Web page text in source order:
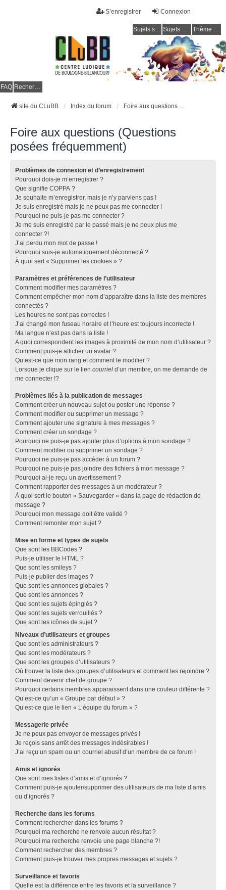
Connexion
S’enregistrer
Sujets sans réponse Sujets actifs Thème clair / foncé
FAQ Rechercher
site du CLuBB Index du forum Foire aux questions (Questions posées fréquemment)
Foire aux questions (Questions
posées fréquemment)
Problèmes de connexion et d’enregistrement
Pourquoi dois-je m’enregistrer ?
Que signifie COPPA ?
Je souhaite m’enregistrer, mais je n’y parviens pas !
Je suis enregistré mais je ne peux pas me connecter !
Pourquoi ne puis-je pas me connecter ?
Je me suis enregistré par le passé mais je ne peux plus me
connecter ?!
J’ai perdu mon mot de passe !
Pourquoi suis-je automatiquement déconnecté ?
À quoi sert « Supprimer les cookies » ?
Paramètres et préférences de l’utilisateur
Comment modifier mes paramètres ?
Comment empêcher mon nom d’apparaître dans la liste des membres
connectés ?
Les heures ne sont pas correctes !
J’ai changé mon fuseau horaire et l’heure est toujours incorrecte !
Ma langue n’est pas dans la liste !
A quoi correspondent les images à proximité de mon nom d’utilisateur ?
Comment puis-je afficher un avatar ?
Qu’est-ce que mon rang et comment le modifier ?
Lorsque je clique sur le lien courriel d’un membre, on me demande de
me connecter !?
Problèmes liés à la publication de messages
Comment créer un nouveau sujet ou poster une réponse ?
Comment modifier ou supprimer un message ?
Comment ajouter une signature à mes messages ?
Comment créer un sondage ?
Pourquoi ne puis-je pas ajouter plus d’options à mon sondage ?
Comment modifier ou supprimer un sondage ?
Pourquoi ne puis-je pas accéder à un forum ?
Pourquoi ne puis-je pas joindre des fichiers à mon message ?
Pourquoi ai-je reçu un avertissement ?
Comment rapporter des messages à un modérateur ?
À quoi sert le bouton « Sauvegarder » dans la page de rédaction de
message ?
Pourquoi mon message doit être validé ?
Comment remonter mon sujet ?
Mise en forme et types de sujets
Que sont les BBCodes ?
Puis-je utiliser le HTML ?
Que sont les smileys ?
Puis-je publier des images ?
Que sont les annonces globales ?
Que sont les annonces ?
Que sont les sujets épinglés ?
Que sont les sujets verrouillés ?
Que sont les icônes de sujet ?
Niveaux d’utilisateurs et groupes
Que sont les administrateurs ?
Que sont les modérateurs ?
Que sont les groupes d’utilisateurs ?
Où trouver la liste des groupes d’utilisateurs et comment les rejoindre ?
Comment devenir chef de groupe ?
Pourquoi certains membres apparaissent dans une couleur différente ?
Qu’est-ce qu’un « Groupe par défaut » ?
Qu’est-ce que le lien « L’équipe du forum » ?
Messagerie privée
Je ne peux pas envoyer de messages privés !
Je reçois sans arrêt des messages indésirables !
J’ai reçu un spam ou un courriel abusif d’un membre de ce forum !
Amis et ignorés
Que sont mes listes d’amis et d’ignorés ?
Comment puis-je ajouter/supprimer des utilisateurs de ma liste d’amis
ou d’ignorés ?
Recherche dans les forums
Comment rechercher dans les forums ?
Pourquoi ma recherche ne renvoie aucun résultat ?
Pourquoi ma recherche renvoie une page blanche ?!
Comment rechercher des membres ?
Comment puis-je trouver mes propres messages et sujets ?
Surveillance et favoris
Quelle est la différence entre les favoris et la surveillance ?